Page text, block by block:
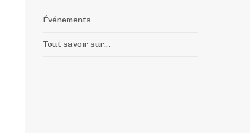
Événements
Tout savoir sur…